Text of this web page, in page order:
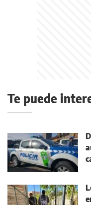
Te puede